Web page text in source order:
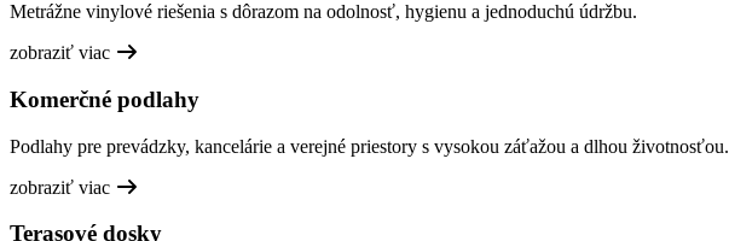
Metrážne vinylové riešenia s dôrazom na odolnosť, hygienu a jednoduchú údržbu.
zobraziť viac
Komerčné podlahy
Podlahy pre prevádzky, kancelárie a verejné priestory s vysokou záťažou a dlhou životnosťou.
zobraziť viac
Terasové dosky